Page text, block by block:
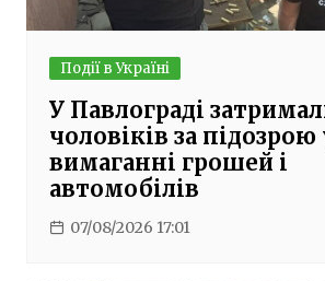
Події в Україні
У Павлограді
чоловіків за підозрою
вимаганні грошей і
автомобілів
07/08/2026 17:01